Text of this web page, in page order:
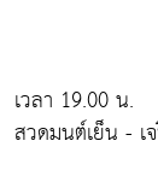
เวลา 19.00 น.
สวดมนต์เย็น -